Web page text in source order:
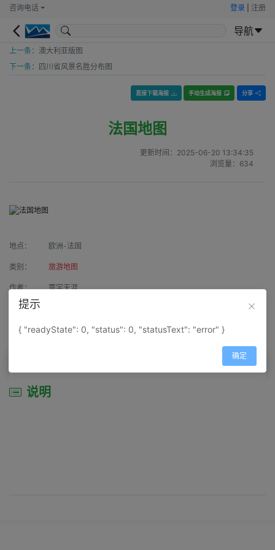
咨询电话 登录 注册
导航
上一条： 澳大利亚版图
下一条：
四川省风景名胜分布图
直接下载海报 手动生成海报 分享
法国地图
更新时间： 2025-06-20 13:34:35
浏览量： 634
地点： 欧洲-法国
类别： 旅游地图
作者： 寰宇天涯
来源：
属性： 地图属性： 地图类型-综合性地图
说明
提示
{ "readyState": 0, "status": 0, "statusText": "error" }
确定